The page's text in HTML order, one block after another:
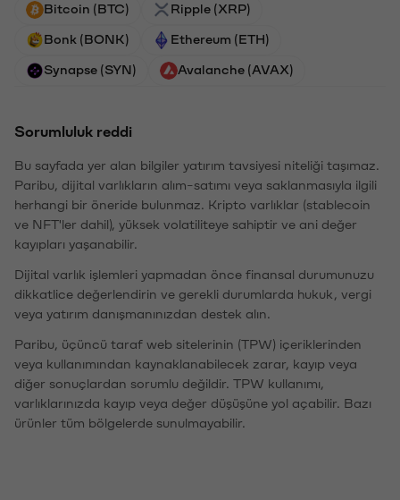
Bitcoin (BTC) Ripple (XRP)
Bonk (BONK) Ethereum (ETH)
Synapse (SYN) Avalanche (AVAX)
Sorumluluk reddi
Bu sayfada yer alan bilgiler yatırım tavsiyesi niteliği taşımaz.
Paribu, dijital varlıkların alım-satımı veya saklanmasıyla ilgili
herhangi bir öneride bulunmaz. Kripto varlıklar (stablecoin
ve NFT'ler dahil), yüksek volatiliteye sahiptir ve ani değer
kayıpları yaşanabilir.
Dijital varlık işlemleri yapmadan önce finansal durumunuzu
dikkatlice değerlendirin ve gerekli durumlarda hukuk, vergi
veya yatırım danışmanınızdan destek alın.
Paribu, üçüncü taraf web sitelerinin (TPW) içeriklerinden
veya kullanımından kaynaklanabilecek zarar, kayıp veya
diğer sonuçlardan sorumlu değildir. TPW kullanımı,
varlıklarınızda kayıp veya değer düşüşüne yol açabilir. Bazı
ürünler tüm bölgelerde sunulmayabilir.